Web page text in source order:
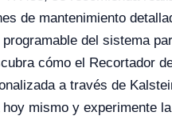
de mantenimiento
del sistema
cómo el Recortador
a través de
mismo y experimente